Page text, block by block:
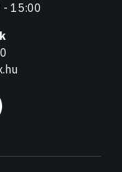
- 15:00